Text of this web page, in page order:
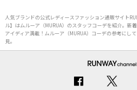
人気ブランドの公式レディースファッション通販サイト
ル】はムルーア（MURUA）のスタッフコーデを紹介。新
アイディア満載！ムルーア（MURUA）コーデの参考にし
見。